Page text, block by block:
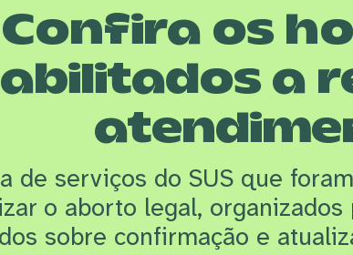
Confira os
a
de serviços do SUS que f
o aborto legal,
sobre confirmação e